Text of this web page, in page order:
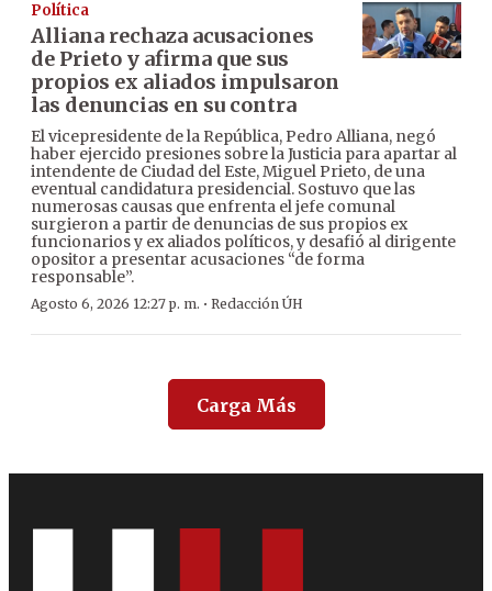
Política
Alliana rechaza acusaciones
de Prieto y afirma que sus
propios ex aliados impulsaron
las denuncias en su contra
El vicepresidente de la República, Pedro Alliana, negó
haber ejercido presiones sobre la Justicia para apartar al
intendente de Ciudad del Este, Miguel Prieto, de una
eventual candidatura presidencial. Sostuvo que las
numerosas causas que enfrenta el jefe comunal
surgieron a partir de denuncias de sus propios ex
funcionarios y ex aliados políticos, y desafió al dirigente
opositor a presentar acusaciones “de forma
responsable”.
Agosto 6, 2026 12:27 p. m. · Redacción ÚH
Carga Más